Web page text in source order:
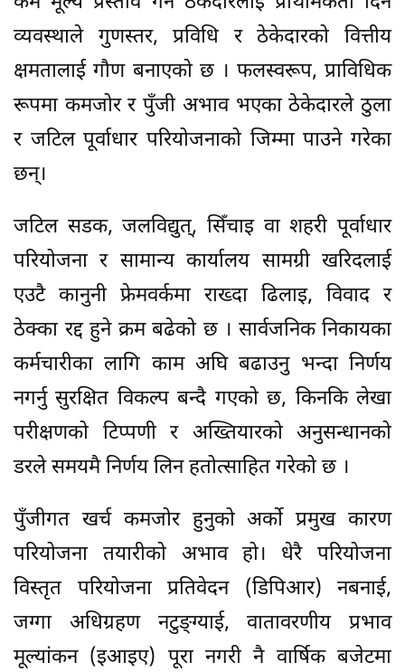
व्यवस्थाले गुणस्तर, प्रविधि र ठेकेदारको वित्तीय
क्षमतालाई गौण बनाएको छ । फलस्वरूप, प्राविधिक
रूपमा कमजोर र पुँजी अभाव भएका ठेकेदारले ठुला
र जटिल पूर्वाधार परियोजनाको जिम्मा पाउने गरेका
छन्।
जटिल सडक, जलविद्युत्, सिँचाइ वा शहरी पूर्वाधार
परियोजना र सामान्य कार्यालय सामग्री खरिदलाई
एउटै कानुनी फ्रेमवर्कमा राख्दा ढिलाइ, विवाद र
ठेक्का रद्द हुने क्रम बढेको छ । सार्वजनिक निकायका
कर्मचारीका लागि काम अघि बढाउनु भन्दा निर्णय
नगर्नु सुरक्षित विकल्प बन्दै गएको छ, किनकि लेखा
परीक्षणको टिप्पणी र अख्तियारको अनुसन्धानको
डरले समयमै निर्णय लिन हतोत्साहित गरेको छ ।
पुँजीगत खर्च कमजोर हुनुको अर्को प्रमुख कारण
परियोजना तयारीको अभाव हो। धेरै परियोजना
विस्तृत परियोजना प्रतिवेदन (डिपिआर) नबनाई,
जग्गा अधिग्रहण नटुङ्ग्याई, वातावरणीय प्रभाव
मूल्यांकन (इआइए) पूरा नगरी नै वार्षिक बजेटमा